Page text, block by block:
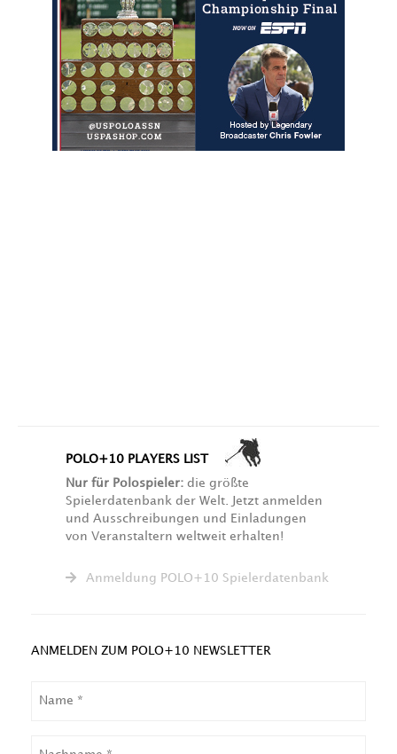
POLO+10 PLAYERS LIST
Nur für Polospieler: die größte
Spielerdatenbank der Welt. Jetzt anmelden
und Ausschreibungen und Einladungen
von Veranstaltern weltweit erhalten!
Anmeldung POLO+10 Spielerdatenbank
ANMELDEN ZUM POLO+10 NEWSLETTER